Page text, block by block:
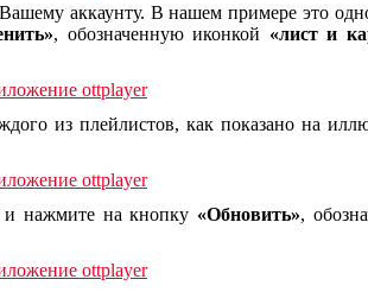
аккаунту. В нашем примере это
, обозначенную иконкой «лист и
из плейлистов, как показано на
и нажмите на кнопку «Обновить»,